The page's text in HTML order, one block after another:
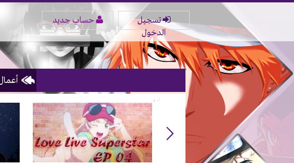
تسجيل
الدخول
حساب جديد